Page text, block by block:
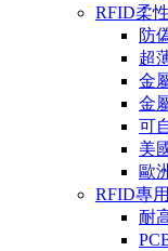
RFID柔
防
超
金
金
可
美
歐
RFID專
耐